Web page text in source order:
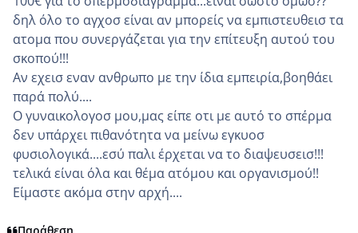
δηλ όλο το αγχοσ είναι αν μπορείς να εμπιστευθεισ τα
ατομα που συνεργάζεται για την επίτευξη αυτού του
σκοπού!!!
Αν εχεισ εναν ανθρωπο με την ίδια εμπειρία,βοηθάει
παρά πολύ....
Ο γυναικολογοσ μου,μας είπε οτι με αυτό το σπέρμα
δεν υπάρχει πιθανότητα να μείνω εγκυοσ
φυσιολογικά....εσύ παλι έρχεται να το διαψευσεισ!!!
τελικά είναι όλα και θέμα ατόμου και οργανισμού!!
Είμαστε ακόμα στην αρχή....